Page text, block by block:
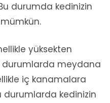
durumda kedinizin
yüksekten
durumlarda meydana
iç kanamalara
durumlarda kedinizin